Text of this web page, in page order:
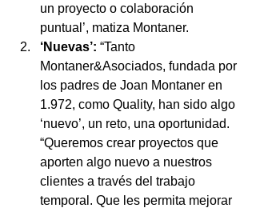
un proyecto o colaboración
puntual’, matiza Montaner.
‘Nuevas’: “Tanto
Montaner&Asociados, fundada por
los padres de Joan Montaner en
1.972, como Quality, han sido algo
‘nuevo’, un reto, una oportunidad.
“Queremos crear proyectos que
aporten algo nuevo a nuestros
clientes a través del trabajo
temporal. Que les permita mejorar